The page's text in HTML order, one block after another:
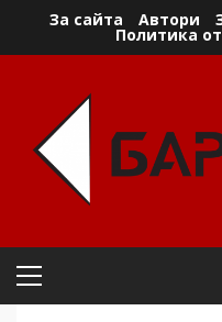
За сайта Автори
Политика
Primary